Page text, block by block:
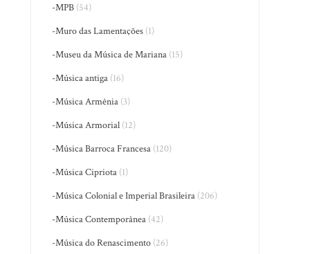
-MPB (54)
-Muro das Lamentações (1)
-Museu da Música de Mariana (15)
-Música antiga (16)
-Música Armênia (3)
-Música Armorial (12)
-Música Barroca Francesa (120)
-Música Cipriota (1)
-Música Colonial e Imperial Brasileira (206)
-Música Contemporânea (42)
-Música do Renascimento (26)